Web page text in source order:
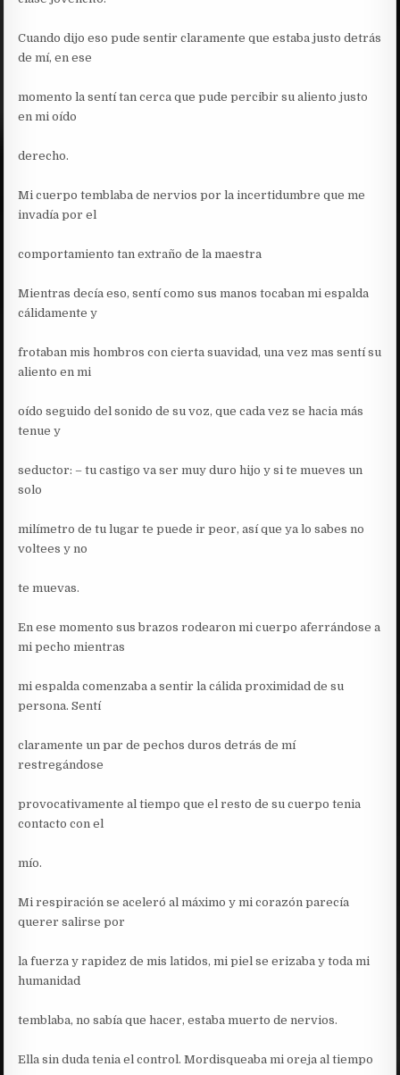
Cuando dijo eso pude sentir claramente que estaba justo detrás
de mí, en ese
momento la sentí tan cerca que pude percibir su aliento justo
en mi oído
derecho.
Mi cuerpo temblaba de nervios por la incertidumbre que me
invadía por el
comportamiento tan extraño de la maestra
Mientras decía eso, sentí como sus manos tocaban mi espalda
cálidamente y
frotaban mis hombros con cierta suavidad, una vez mas sentí su
aliento en mi
oído seguido del sonido de su voz, que cada vez se hacia más
tenue y
seductor: – tu castigo va ser muy duro hijo y si te mueves un
solo
milímetro de tu lugar te puede ir peor, así que ya lo sabes no
voltees y no
te muevas.
En ese momento sus brazos rodearon mi cuerpo aferrándose a
mi pecho mientras
mi espalda comenzaba a sentir la cálida proximidad de su
persona. Sentí
claramente un par de pechos duros detrás de mí
restregándose
provocativamente al tiempo que el resto de su cuerpo tenia
contacto con el
mío.
Mi respiración se aceleró al máximo y mi corazón parecía
querer salirse por
la fuerza y rapidez de mis latidos, mi piel se erizaba y toda mi
humanidad
temblaba, no sabía que hacer, estaba muerto de nervios.
Ella sin duda tenia el control. Mordisqueaba mi oreja al tiempo